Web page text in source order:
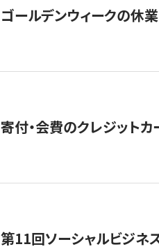
ゴールデンウィークの休
寄付・会費のクレジット
第11回ソーシャルビジネ